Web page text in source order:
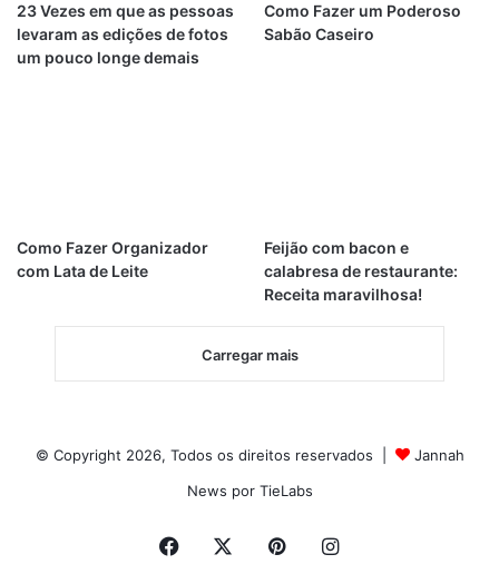
23 Vezes em que as pessoas
levaram as edições de fotos
um pouco longe demais
Como Fazer um Poderoso
Sabão Caseiro
Como Fazer Organizador
com Lata de Leite
Feijão com bacon e
calabresa de restaurante:
Receita maravilhosa!
Carregar mais
© Copyright 2026, Todos os direitos reservados |
Jannah
News por TieLabs
Facebook PinterestInstagram